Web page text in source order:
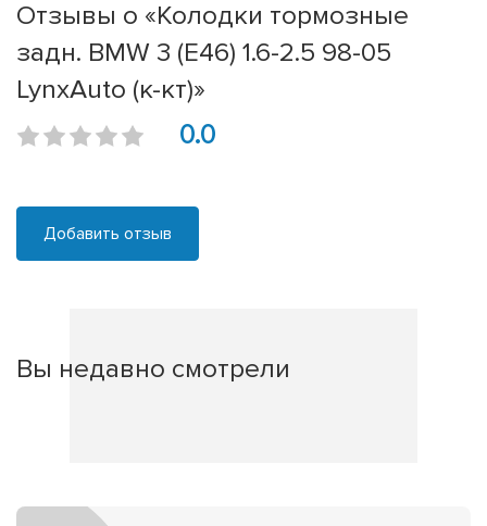
Отзывы о «Колодки тормозные
задн. BMW 3 (E46) 1.6-2.5 98-05
LynxAuto (к-кт)»
0.0
Добавить отзыв
Вы недавно смотрели